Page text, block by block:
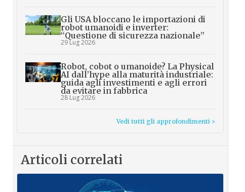
Gli USA bloccano le importazioni di
robot umanoidi e inverter:
“Questione di sicurezza nazionale”
29 Lug 2026
Robot, cobot o umanoide? La Physical
AI dall’hype alla maturità industriale:
guida agli investimenti e agli errori
da evitare in fabbrica
28 Lug 2026
Vedi tutti gli approfondimenti >
Articoli correlati